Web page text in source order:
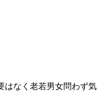
はなく老若男女問わず気